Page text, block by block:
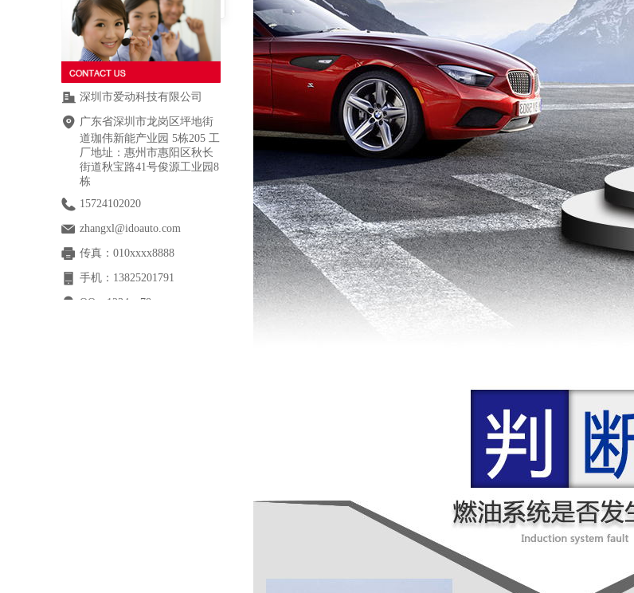
深圳市爱动科技有限公司
广东省深圳市龙岗区坪地街
道珈伟新能产业园 5栋205 工
厂地址：惠州市惠阳区秋长
街道秋宝路41号俊源工业园8
栋
15724102020
zhangxl@idoauto.com
传真： 010xxxx8888
手机： 13825201791
QQ： 1234xx78
水箱冷却系统维护保养